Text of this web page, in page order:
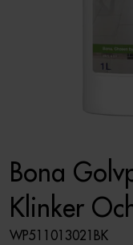
Bona
Klinker
WP511013021BK